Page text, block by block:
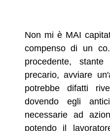
Non mi è MAI
compenso di un
procedente,
precario, avviare
potrebbe difatti
dovendo egli
necessarie ad
potendo il